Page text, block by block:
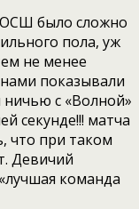
было сложно
пола, уж
не менее
показывали
с «Волной»
секунде!!! матча
что при таком
Девичий
команда